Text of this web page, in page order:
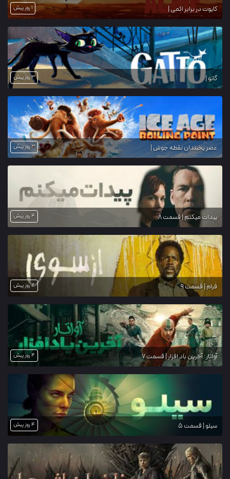
کایوت در برابر اکمی | 1 روز پیش
گاتو | 3 روز پیش
عصر یخبندان نقطه جوش | 3 روز پیش
پیدات میکنم | قسمت 8 4 روز پیش
فرام | قسمت 9 4 روز پیش
آواتار: آخرین باد افزار | قسمت 7 4 روز پیش
سیلو | قسمت 5 4 روز پیش